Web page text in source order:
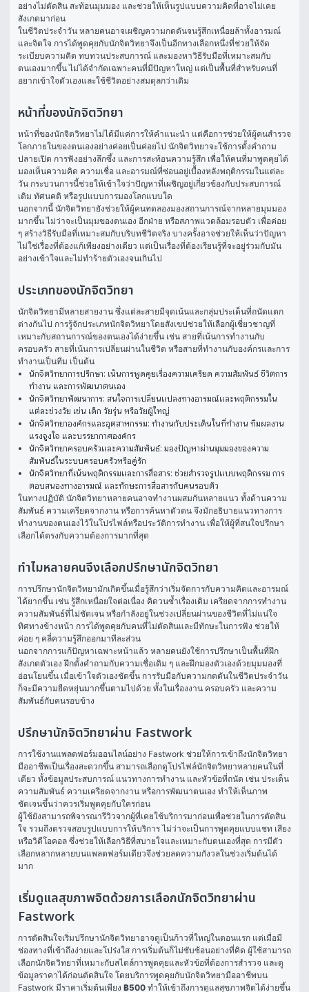
อย่างไม่ตัดสิน สะท้อนมุมมอง และช่วยให้เห็นรูปแบบความคิดที่อาจไม่เคย
สังเกตมาก่อน
ในชีวิตประจำวัน หลายคนอาจเผชิญความกดดันจนรู้สึกเหนื่อยล้าทั้งอารมณ์
และจิตใจ การได้พูดคุยกับนักจิตวิทยาจึงเป็นอีกทางเลือกหนึ่งที่ช่วยให้จัด
ระเบียบความคิด ทบทวนประสบการณ์ และมองหาวิธีรับมือที่เหมาะสมกับ
ตนเองมากขึ้น ไม่ได้จำกัดเฉพาะคนที่มีปัญหาใหญ่ แต่เป็นพื้นที่สำหรับคนที่
อยากเข้าใจตัวเองและใช้ชีวิตอย่างสมดุลกว่าเดิม
หน้าที่ของนักจิตวิทยา
หน้าที่ของนักจิตวิทยาไม่ได้มีแค่การให้คำแนะนำ แต่คือการช่วยให้ผู้คนสำรวจ
โลกภายในของตนเองอย่างค่อยเป็นค่อยไป นักจิตวิทยาจะใช้การตั้งคำถาม
ปลายเปิด การฟังอย่างลึกซึ้ง และการสะท้อนความรู้สึก เพื่อให้คนที่มาพูดคุยได้
มองเห็นความคิด ความเชื่อ และอารมณ์ที่ซ่อนอยู่เบื้องหลังพฤติกรรมในแต่ละ
วัน กระบวนการนี้ช่วยให้เข้าใจว่าปัญหาที่เผชิญอยู่เกี่ยวข้องกับประสบการณ์
เดิม ทัศนคติ หรือรูปแบบการมองโลกแบบใด
นอกจากนี้ นักจิตวิทยายังช่วยให้ผู้คนทดลองมองสถานการณ์จากหลายมุมมอง
มากขึ้น ไม่ว่าจะเป็นมุมของตนเอง อีกฝ่าย หรือสภาพแวดล้อมรอบตัว เพื่อค่อย
ๆ สร้างวิธีรับมือที่เหมาะสมกับบริบทชีวิตจริง บางครั้งอาจช่วยให้เห็นว่าปัญหา
ไม่ใช่เรื่องที่ต้องแก้เพียงอย่างเดียว แต่เป็นเรื่องที่ต้องเรียนรู้ที่จะอยู่ร่วมกับมัน
อย่างเข้าใจและไม่ทำร้ายตัวเองจนเกินไป
ประเภทของนักจิตวิทยา
นักจิตวิทยามีหลายสายงาน ซึ่งแต่ละสายมีจุดเน้นและกลุ่มประเด็นที่ถนัดแตก
ต่างกันไป การรู้จักประเภทนักจิตวิทยาโดยสังเขปช่วยให้เลือกผู้เชี่ยวชาญที่
เหมาะกับสถานการณ์ของตนเองได้ง่ายขึ้น เช่น สายที่เน้นการทำงานกับ
ครอบครัว สายที่เน้นการเปลี่ยนผ่านในชีวิต หรือสายที่ทำงานกับองค์กรและการ
ทำงานเป็นทีม เป็นต้น
นักจิตวิทยาการปรึกษา: เน้นการพูดคุยเรื่องความเครียด ความสัมพันธ์ ชีวิตการ
ทำงาน และการพัฒนาตนเอง
นักจิตวิทยาพัฒนาการ: สนใจการเปลี่ยนแปลงทางอารมณ์และพฤติกรรมใน
แต่ละช่วงวัย เช่น เด็ก วัยรุ่น หรือวัยผู้ใหญ่
นักจิตวิทยาองค์กรและอุตสาหกรรม: ทำงานกับประเด็นในที่ทำงาน ทีมผลงาน
แรงจูงใจ และบรรยากาศองค์กร
นักจิตวิทยาครอบครัวและความสัมพันธ์: มองปัญหาผ่านมุมมองของความ
สัมพันธ์ในระบบครอบครัวหรือคู่รัก
นักจิตวิทยาที่เน้นพฤติกรรมและการสื่อสาร: ช่วยสำรวจรูปแบบพฤติกรรม การ
ตอบสนองทางอารมณ์ และทักษะการสื่อสารกับคนรอบตัว
ในทางปฏิบัติ นักจิตวิทยาหลายคนอาจทำงานผสมกันหลายแนว ทั้งด้านความ
สัมพันธ์ ความเครียดจากงาน หรือการค้นหาตัวตน จึงมักอธิบายแนวทางการ
ทำงานของตนเองไว้ในโปรไฟล์หรือประวัติการทำงาน เพื่อให้ผู้ที่สนใจปรึกษา
เลือกได้ตรงกับความต้องการมากที่สุด
ทำไมหลายคนจึงเลือกปรึกษานักจิตวิทยา
การปรึกษานักจิตวิทยามักเกิดขึ้นเมื่อรู้สึกว่าเริ่มจัดการกับความคิดและอารมณ์
ได้ยากขึ้น เช่น รู้สึกเหนื่อยใจต่อเนื่อง คิดวนซ้ำเรื่องเดิม เครียดจากการทำงาน
ความสัมพันธ์ที่ไม่ชัดเจน หรือกำลังอยู่ในช่วงเปลี่ยนผ่านของชีวิตที่ไม่แน่ใจ
ทิศทางข้างหน้า การได้พูดคุยกับคนที่ไม่ตัดสินและมีทักษะในการฟัง ช่วยให้
ค่อย ๆ คลี่ความรู้สึกออกมาทีละส่วน
นอกจากการแก้ปัญหาเฉพาะหน้าแล้ว หลายคนยังใช้การปรึกษาเป็นพื้นที่ฝึก
สังเกตตัวเอง ฝึกตั้งคำถามกับความเชื่อเดิม ๆ และฝึกมองตัวเองด้วยมุมมองที่
อ่อนโยนขึ้น เมื่อเข้าใจตัวเองชัดขึ้น การรับมือกับความกดดันในชีวิตประจำวัน
ก็จะมีความยืดหยุ่นมากขึ้นตามไปด้วย ทั้งในเรื่องงาน ครอบครัว และความ
สัมพันธ์กับคนรอบข้าง
ปรึกษานักจิตวิทยาผ่าน Fastwork
การใช้งานแพลตฟอร์มออนไลน์อย่าง Fastwork ช่วยให้การเข้าถึงนักจิตวิทยา
มืออาชีพเป็นเรื่องสะดวกขึ้น สามารถเลือกดูโปรไฟล์นักจิตวิทยาหลายคนในที่
เดียว ทั้งข้อมูลประสบการณ์ แนวทางการทำงาน และหัวข้อที่ถนัด เช่น ประเด็น
ความสัมพันธ์ ความเครียดจากงาน หรือการพัฒนาตนเอง ทำให้เห็นภาพ
ชัดเจนขึ้นว่าควรเริ่มพูดคุยกับใครก่อน
ผู้ใช้ยังสามารถพิจารณารีวิวจากผู้ที่เคยใช้บริการมาก่อนเพื่อช่วยในการตัดสิน
ใจ รวมถึงตรวจสอบรูปแบบการให้บริการ ไม่ว่าจะเป็นการพูดคุยแบบแชท เสียง
หรือวิดีโอคอล ซึ่งช่วยให้เลือกวิธีที่สบายใจและเหมาะกับตนเองที่สุด การมีตัว
เลือกหลากหลายบนแพลตฟอร์มเดียวจึงช่วยลดความกังวลในช่วงเริ่มต้นได้
มาก
เริ่มดูแลสุขภาพจิตด้วยการเลือกนักจิตวิทยาผ่าน
Fastwork
การตัดสินใจเริ่มปรึกษานักจิตวิทยาอาจดูเป็นก้าวที่ใหญ่ในตอนแรก แต่เมื่อมี
ช่องทางที่เข้าถึงง่ายและโปร่งใส การเริ่มต้นก็ไม่ซับซ้อนอย่างที่คิด ผู้ใช้สามารถ
เลือกนักจิตวิทยาที่เหมาะกับสไตล์การพูดคุยและหัวข้อที่ต้องการสำรวจ และดู
ข้อมูลราคาได้ก่อนตัดสินใจ โดยบริการพูดคุยกับนักจิตวิทยามืออาชีพบน
Fastwork มีราคาเริ่มต้นเพียง ฿500 ทำให้เข้าถึงการดูแลสุขภาพจิตได้ง่ายขึ้น